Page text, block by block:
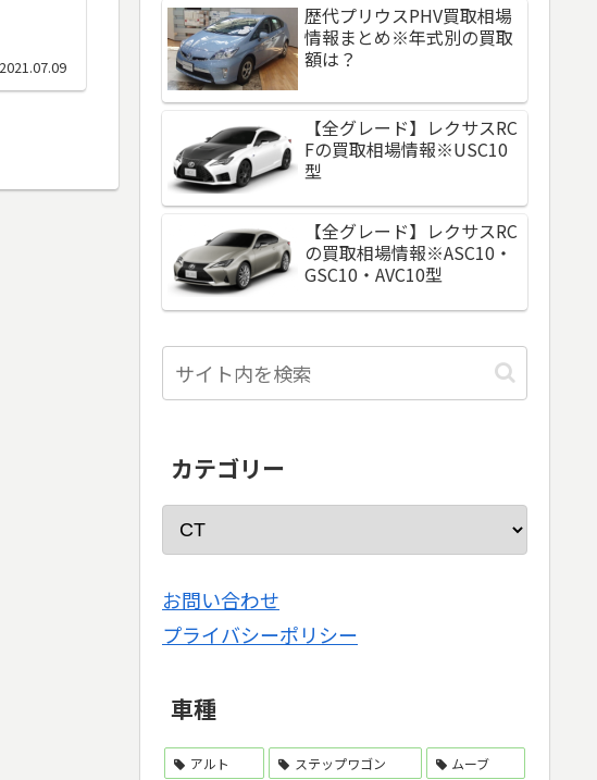
2021.07.09
歴代プリウスPHV買取相場
情報まとめ※年式別の買取
額は？
【全グレード】レクサスRC
Fの買取相場情報※USC10
型
【全グレード】レクサスRC
の買取相場情報※ASC10・
GSC10・AVC10型
カテゴリー
お問い合わせ
プライバシーポリシー
車種
アルト ステップワゴン
ムーブ